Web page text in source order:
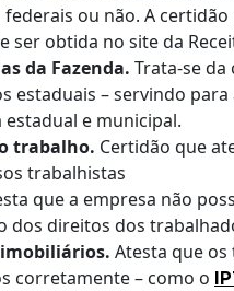
ou não. A
ser obtida no site da
da Fazenda. Trata-se
estaduais – servindo
e municipal.
trabalho. Certidão que
trabalhistas
que a empresa não
dos direitos dos
Atesta que
corretamente – como o